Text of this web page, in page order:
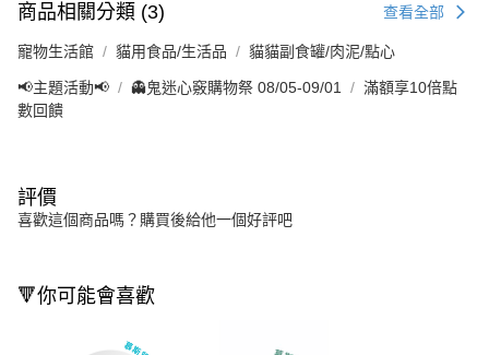
商品相關分類 (3) 查看全部
寵物生活館 貓用食品/生活品 貓貓副食罐/肉泥/點心
📢主題活動📢 👻鬼迷心竅購物祭 08/05-09/01
滿額享10倍點
數回饋
評價
喜歡這個商品嗎？購買後給他一個好評吧
🔻你可能會喜歡